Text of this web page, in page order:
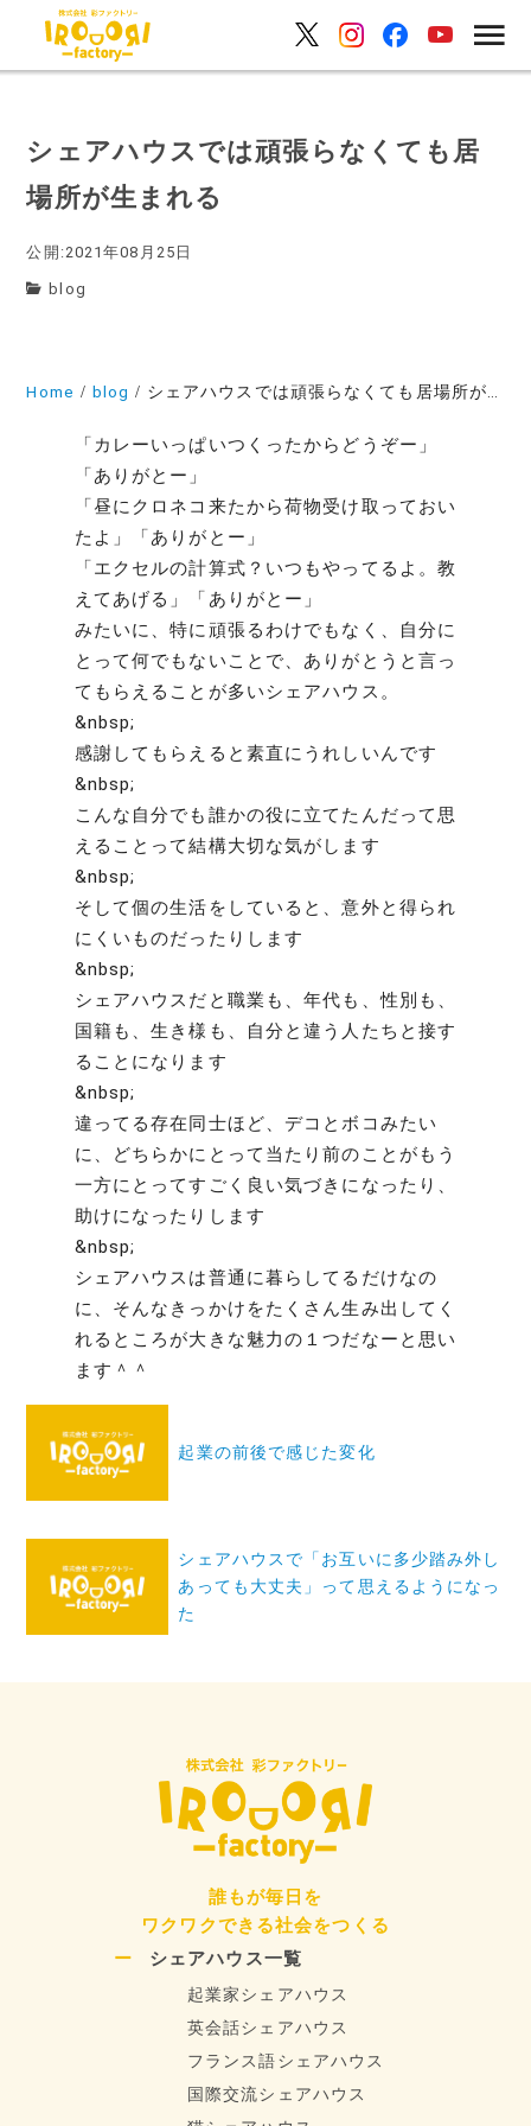
シェアハウスでは頑張らなくても居
場所が生まれる
公開:2021年08月25日
blog
Home blog シェアハウスでは頑張らなくても居場所が生まれる
「カレーいっぱいつくったからどうぞー」
「ありがとー」
「昼にクロネコ来たから荷物受け取っておい
たよ」「ありがとー」
「エクセルの計算式？いつもやってるよ。教
えてあげる」「ありがとー」
みたいに、特に頑張るわけでもなく、自分に
とって何でもないことで、ありがとうと言っ
てもらえることが多いシェアハウス。
&nbsp;
感謝してもらえると素直にうれしいんです
&nbsp;
こんな自分でも誰かの役に立てたんだって思
えることって結構大切な気がします
&nbsp;
そして個の生活をしていると、意外と得られ
にくいものだったりします
&nbsp;
シェアハウスだと職業も、年代も、性別も、
国籍も、生き様も、自分と違う人たちと接す
ることになります
&nbsp;
違ってる存在同士ほど、デコとボコみたい
に、どちらかにとって当たり前のことがもう
一方にとってすごく良い気づきになったり、
助けになったりします
&nbsp;
シェアハウスは普通に暮らしてるだけなの
に、そんなきっかけをたくさん生み出してく
れるところが大きな魅力の１つだなーと思い
ます＾＾
投
シ
起業の前後で感じた変化
シェアハウスで「お互いに多少踏み外し
あっても大丈夫」って思えるようになっ
た
誰もが毎日を
ワクワクできる社会をつくる
シェアハウス一覧
起業家シェアハウス
英会話シェアハウス
フランス語シェアハウス
国際交流シェアハウス